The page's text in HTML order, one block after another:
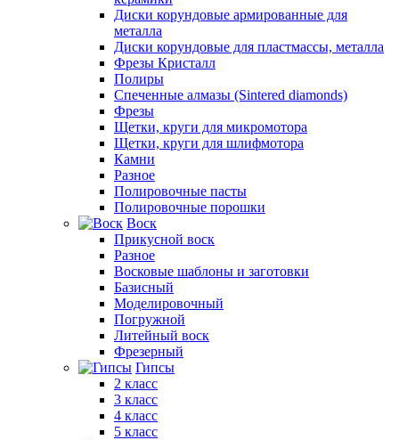
Диски корундовые армированные для
металла
Диски корундовые для пластмассы, металла
Фрезы Кристалл
Полиры
Спеченные алмазы (Sintered diamonds)
Фрезы
Щетки, круги для микромотора
Щетки, круги для шлифмотора
Камни
Разное
Полировочные пасты
Полировочные порошки
Воск
Прикусной воск
Разное
Восковые шаблоны и заготовки
Базисный
Моделировочный
Погружной
Литейный воск
Фрезерный
Гипсы
2 класс
3 класс
4 класс
5 класс